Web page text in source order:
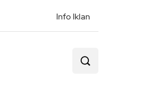
Info Iklan